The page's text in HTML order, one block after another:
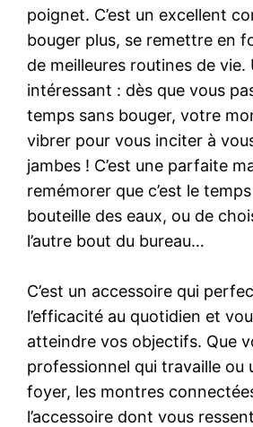
poignet. C’est un excellent
bouger plus, se remettre en
de meilleures routines de vie.
intéressant : dès que vous
temps sans bouger, votre
vibrer pour vous inciter à
jambes ! C’est une parfaite
remémorer que c’est le
bouteille des eaux, ou de
l’autre bout du bureau…
C’est un accessoire qui
l’efficacité au quotidien et
atteindre vos objectifs. Que
professionnel qui travaille ou
foyer, les montres
l’accessoire dont vous